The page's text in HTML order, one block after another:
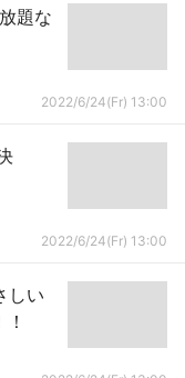
題な
2022/6/24(Fr) 13:00
2022/6/24(Fr) 13:00
しい